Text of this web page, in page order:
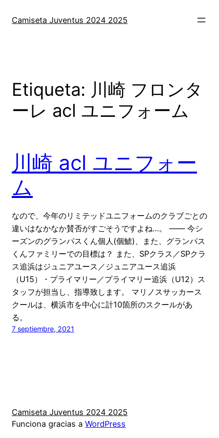
Camiseta Juventus 2024 2025
Etiqueta: 川崎 フロンタ
ーレ acl ユニフォーム
川崎 acl ユニフォー
ム
なので、今年のリミテッドユニフォームのクラブごとの
違いはなかなか賛否がすごそうですよね…。 ―― 今シ
ーズンのグランパスくん個人(個鯱)、また、グランパス
くんファミリーでの目標は？ また、SPクラス／SPクラ
ス追浜はジュニアユース／ジュニアユース追浜
（U15）・プライマリー／プライマリー追浜（U12）ス
タッフが担当し、指導致します。 マリノスサッカース
クールは、横浜市を中心に計10箇所のスクールがあ
る。
7 septiembre, 2021
Camiseta Juventus 2024 2025
Funciona gracias a WordPress